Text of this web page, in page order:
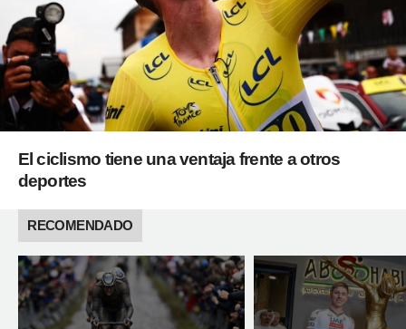
El ciclismo tiene una ventaja frente a otros
deportes
RECOMENDADO